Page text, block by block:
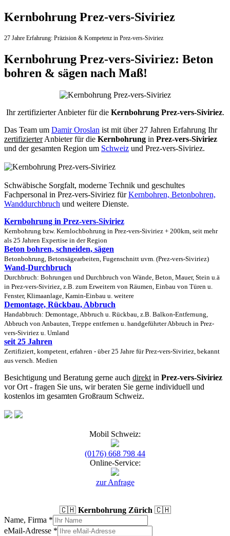
Kernbohrung Prez-vers-Siviriez
27 Jahre Erfahrung: Präzision & Kompetenz in Prez-vers-Siviriez
Kernbohrung Prez-vers-Siviriez: Beton
bohren & sägen nach Maß!
Ihr zertifizierter Anbieter für die Kernbohrung Prez-vers-Siviriez.
Das Team um Damir Oroslan ist mit über 27 Jahren Erfahrung Ihr
zertifizierterAnbieter für die Kernbohrung in Prez-vers-Siviriez
und der gesamten Region um Schweiz und Prez-vers-Siviriez.
Schwäbische Sorgfalt, moderne Technik und geschultes
Fachpersonal in Prez-vers-Siviriez fürKernbohren, Betonbohren,
Wanddurchbruch und weitere Dienste.
Kernbohrung in Prez-vers-Siviriez
Kernbohrung bzw. Kernlochbohrung in Prez-vers-Siviriez + 200km, seit mehr
als 25 Jahren Expertise in der Region
Beton bohren, schneiden, sägen
Betonbohrung, Betonsägearbeiten, Fugenschnitt uvm. (Prez-vers-Siviriez)
Wand-Durchbruch
Durchbruch: Bohrungen und Durchbruch von Wände, Beton, Mauer, Stein u.ä
in Prez-vers-Siviriez, z.B. zum Erweitern von Räumen, Einbau von Türen u.
Fenster, Klimaanlage, Kamin-Einbau u. weitere
Demontage, Rückbau, Abbruch
Handabbruch: Demontage, Abbruch u. Rückbau, z.B. Balkon-Entfernung,
Abbruch von Anbauten, Treppe entfernen u. handgeführter Abbruch in Prez-
vers-Siviriez u. Umland
seit 25 Jahren
Zertifiziert, kompetent, erfahren - über 25 Jahre für Prez-vers-Siviriez, bekannt
aus versch. Medien
Besichtigung und Beratung gerne auch direkt in Prez-vers-Siviriez
vor Ort - fragen Sie uns, wir beraten Sie gerne individuell und
kostenlos im gesamten Großraum Schweiz.
Mobil Schweiz:
(0176) 668 798 44
Online-Service:
zur Anfrage
🇨🇭 Kernbohrung Zürich 🇨🇭
Name, Firma *
eMail-Adresse *